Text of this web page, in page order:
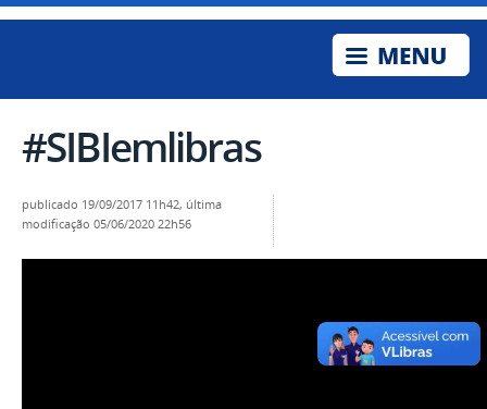
#SIBIemlibras
publicado 19/09/2017 11h42, última
modificação 05/06/2020 22h56